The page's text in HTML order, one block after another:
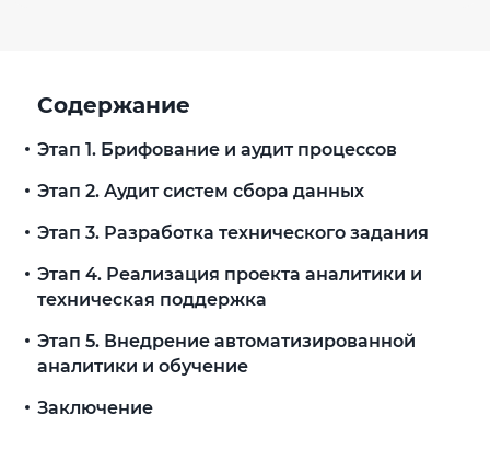
Содержание
Этап 1. Брифование и аудит процессов
Этап 2. Аудит систем сбора данных
Этап 3. Разработка технического задания
Этап 4. Реализация проекта аналитики и
техническая поддержка
Этап 5. Внедрение автоматизированной
аналитики и обучение
Заключение